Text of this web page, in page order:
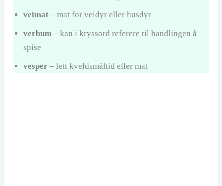
veimat– mat for veidyr eller husdyr
verbum– kan i kryssord referere til handlingen å
spise
vesper– lett kveldsmåltid eller mat